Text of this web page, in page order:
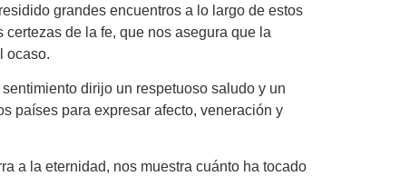
grandes encuentros a lo largo de estos
de la fe, que nos asegura que la
ocaso.
dirijo un respetuoso saludo y un
países para expresar afecto, veneración y
a la eternidad, nos muestra cuánto ha tocado